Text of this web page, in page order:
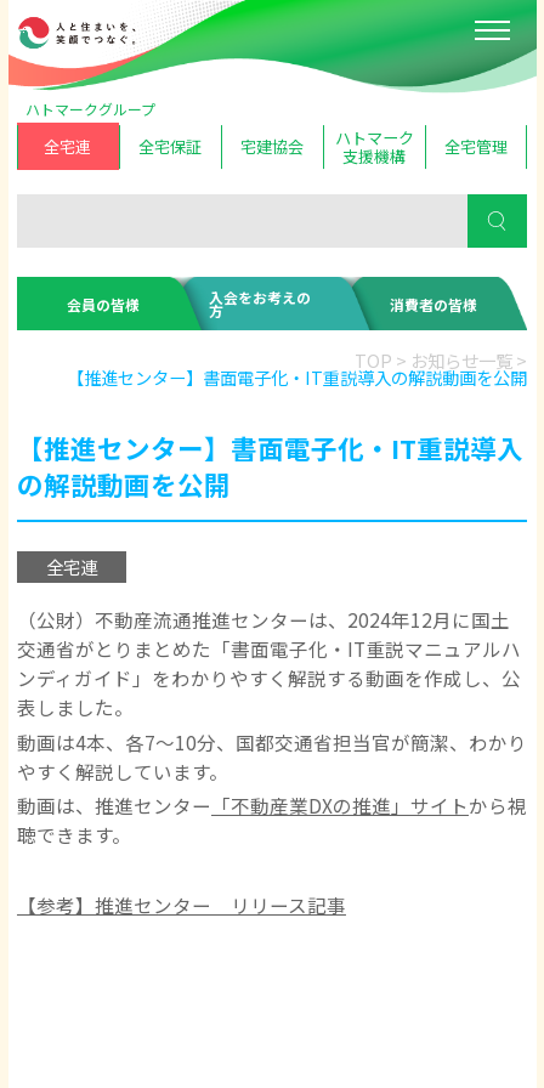
ハトマークグループ
全宅連 全宅保証 宅建協会 ハトマーク
支援機構 全宅管理
会員の皆様 入会をお考えの
方 消費者の皆様
TOP > お知らせ一覧>
【推進センター】書面電子化・IT重説導入の解説動画を公開
【推進センター】書面電子化・IT重説導入
の解説動画を公開
全宅連
（公財）不動産流通推進センターは、2024年12月に国土
交通省がとりまとめた「書面電子化・IT重説マニュアルハ
ンディガイド」をわかりやすく解説する動画を作成し、公
表しました。
動画は4本、各7～10分、国都交通省担当官が簡潔、わかり
やすく解説しています。
動画は、推進センター 「不動産業DXの推進」サイトから視
聴できます。
【参考】推進センター リリース記事